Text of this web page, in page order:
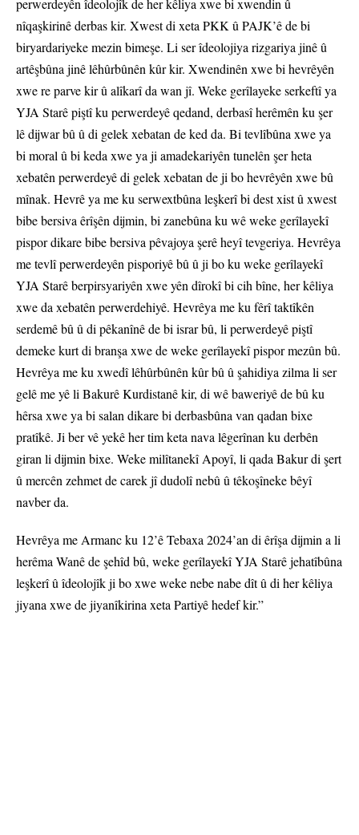
perwerdeyên îdeolojîk de her kêliya xwe bi xwendin û
nîqaşkirinê derbas kir. Xwest di xeta PKK û PAJK’ê de bi
biryardariyeke mezin bimeşe. Li ser îdeolojiya rizgariya jinê û
artêşbûna jinê lêhûrbûnên kûr kir. Xwendinên xwe bi hevrêyên
xwe re parve kir û alîkarî da wan jî. Weke gerîlayeke serkeftî ya
YJA Starê piştî ku perwerdeyê qedand, derbasî herêmên ku şer
lê dijwar bû û di gelek xebatan de ked da. Bi tevlîbûna xwe ya
bi moral û bi keda xwe ya ji amadekariyên tunelên şer heta
xebatên perwerdeyê di gelek xebatan de ji bo hevrêyên xwe bû
mînak. Hevrê ya me ku serwextbûna leşkerî bi dest xist û xwest
bibe bersiva êrîşên dijmin, bi zanebûna ku wê weke gerîlayekî
pispor dikare bibe bersiva pêvajoya şerê heyî tevgeriya. Hevrêya
me tevlî perwerdeyên pisporiyê bû û ji bo ku weke gerîlayekî
YJA Starê berpirsyariyên xwe yên dîrokî bi cih bîne, her kêliya
xwe da xebatên perwerdehiyê. Hevrêya me ku fêrî taktîkên
serdemê bû û di pêkanînê de bi israr bû, li perwerdeyê piştî
demeke kurt di branşa xwe de weke gerîlayekî pispor mezûn bû.
Hevrêya me ku xwedî lêhûrbûnên kûr bû û şahidiya zilma li ser
gelê me yê li Bakurê Kurdistanê kir, di wê baweriyê de bû ku
hêrsa xwe ya bi salan dikare bi derbasbûna van qadan bixe
pratîkê. Ji ber vê yekê her tim keta nava lêgerînan ku derbên
giran li dijmin bixe. Weke milîtanekî Apoyî, li qada Bakur di şert
û mercên zehmet de carek jî dudolî nebû û têkoşîneke bêyî
navber da.
Hevrêya me Armanc ku 12’ê Tebaxa 2024’an di êrîşa dijmin a li
herêma Wanê de şehîd bû, weke gerîlayekî YJA Starê jehatîbûna
leşkerî û îdeolojîk ji bo xwe weke nebe nabe dît û di her kêliya
jiyana xwe de jiyanîkirina xeta Partiyê hedef kir.”